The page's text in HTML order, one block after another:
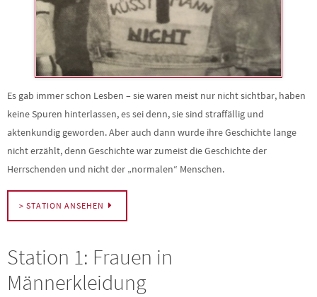
Es gab immer schon Lesben – sie waren meist nur nicht sichtbar, haben
keine Spuren hinterlassen, es sei denn, sie sind straffällig und
aktenkundig geworden. Aber auch dann wurde ihre Geschichte lange
nicht erzählt, denn Geschichte war zumeist die Geschichte der
Herrschenden und nicht der „normalen“ Menschen.
> STATION ANSEHEN
Station 1: Frauen in
Männerkleidung